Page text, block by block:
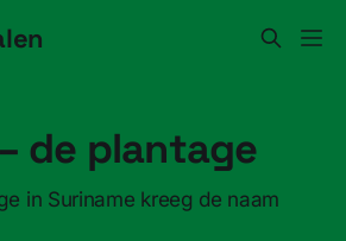
de plantage
in Suriname kreeg de naam